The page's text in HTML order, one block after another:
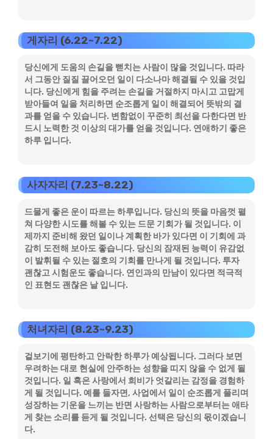
게자리 (6.22~7.22)
당신에게 도움의 손길을 뻗치는 사람이 많을 것입니다. 따라
서 그동안 질질 끌어오던 일이 다소나마 해결될 수 있을 것입
니다. 당신에게 힘을 주려는 손길을 거절하지 마시고 고맙게
받아들여 일을 처리하면 순조롭게 일이 해결되어 뜻밖의 결
과를 얻을 수 있습니다. 변함없이 꾸준히 최선을 다한다면 반
드시 노력한 것 이상의 대가를 얻을 것입니다. 연애하기 좋은
하루 입니다.
사자자리 (7.23~8.22)
드물게 좋은 운이 따르는 하루입니다. 당신의 뜻을 마음껏 펼
쳐 다양한 시도를 해볼 수 있는 드문 기회가 될 것입니다. 이
제까지 준비해 왔던 일이나 계획한 바가 있다면 이 기회에 과
감히 도전해 보아도 좋습니다. 당신의 잠재된 능력이 유감없
이 발휘될 수 있는 절호의 기회를 만나게 될 것입니다. 투자
괜찮고 시험운도 좋습니다. 연인과의 만남이 있다면 적극적
인 표현도 괜찮은 날 입니다.
처녀자리 (8.23~9.23)
겉보기에 평탄하고 안락한 하루가 예상됩니다. 그러다 보면
우려하는 대로 현실에 안주하는 성향을 띠지 않을 수 없게 될
것입니다. 일 혹은 사랑에서 희비가 엇갈리는 감정을 경험하
게 될 것입니다. 예를 들자면, 사업에서 일이 순조롭게 풀리며
성장하는 기운을 느끼는 반면 사랑하는 사람으로부터는 애타
게 찾는 소리를 듣게 될 것입니다. 선택은 당신의 몫이겠습니
다.